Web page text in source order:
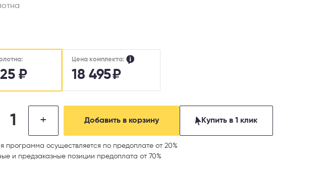
₽
Цена комплекта:
18 495₽
+ Купить в 1 клик
Добавить в корзину
программа осуществляется по предоплате от 20%
и предзаказные позиции предоплата от 70%